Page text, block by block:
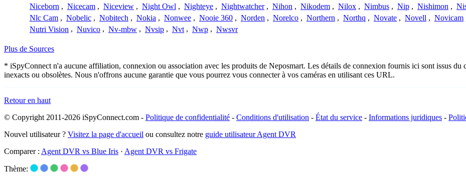
Niceborn , Nicecam , Niceview , Night Owl , Nighteye , Nightwatcher , Nihon , Nikodem , Nilox , Nimbus , Nip , Nishimon ,
Nlc Cam , Nobelic , Nobitech , Nokia , Nonwee , Nooie 360 , Norden , Norelco , Northern , Northq , Novate , Novell , Novicam
Nutri Vision , Nuvico , Nv-mbw , Nvsip , Nvt , Nwp , Nwsvr
Plus de Sources
* iSpyConnect n'a aucune affiliation, connexion ou association avec les produits de Neposmart. Les détails de connexion fournis ici sont issus
inexacts ou obsolètes. Nous n'offrons aucune garantie que vous pourrez vous connecter à vos caméras en utilisant ces URL.
Retour en haut
© Copyright 2011-2026 iSpyConnect.com - Politique de confidentialité - Conditions d'utilisation - État du service - Informations juridiques -
Nouvel utilisateur ? Visitez la page d'accueil ou consultez notre guide utilisateur Agent DVR
Comparer : Agent DVR vs Blue Iris · Agent DVR vs Frigate
Thème: